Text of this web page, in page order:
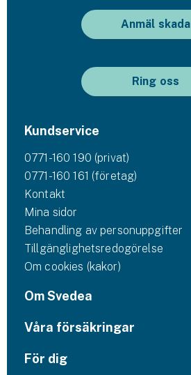
Anmäl skada
Ring oss
Kundservice
0771-160 190 (privat)
0771-160 161 (företag)
Kontakt
Mina sidor
Behandling av personuppgifter
Tillgänglighetsredogörelse
Om cookies (kakor)
Om Svedea
Våra försäkringar
För dig